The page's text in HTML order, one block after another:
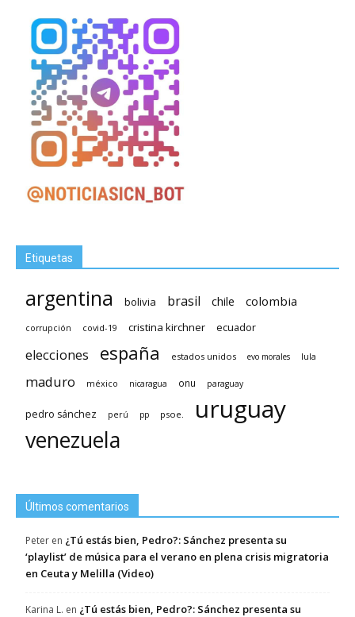
Etiquetas
argentina bolivia brasil chile colombia
corrupción covid-19 cristina kirchner ecuador
elecciones españa estados unidos evo morales lula
maduro méxico nicaragua onu paraguay
pedro sánchez perú pp psoe. uruguay
venezuela
Últimos comentarios
Peter en ¿Tú estás bien, Pedro?: Sánchez presenta su
‘playlist’ de música para el verano en plena crisis migratoria
en Ceuta y Melilla (Video)
Karina L. en ¿Tú estás bien, Pedro?: Sánchez presenta su